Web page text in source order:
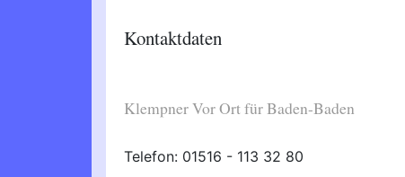
Kontaktdaten
Klempner Vor Ort für Baden-Baden
Telefon: 01516 - 113 32 80